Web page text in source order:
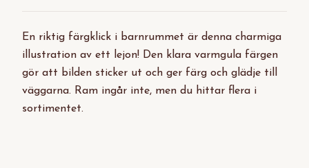
En riktig färgklick i barnrummet är denna charmiga
illustration av ett lejon! Den klara varmgula färgen
gör att bilden sticker ut och ger färg och glädje till
väggarna. Ram ingår inte, men du hittar flera i
sortimentet.